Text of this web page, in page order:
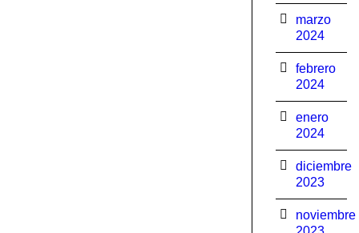
marzo
2024
febrero
2024
enero
2024
diciembre
2023
noviembre